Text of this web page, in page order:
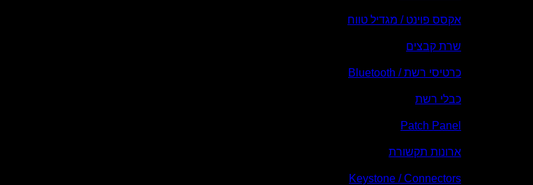
אקסס פוינט / מגדיל טווח
שרת קבצים
כרטיסי רשת / Bluetooth
כבלי רשת
Patch Panel
ארונות תקשורת
Keystone / Connectors